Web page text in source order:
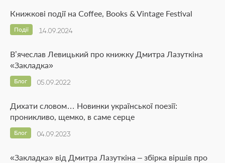
Книжкові події на Coffee, Books & Vintage Festival
14.09.2024
Події
В’ячеслав Левицький про книжку Дмитра Лазуткіна
«Закладка»
05.09.2022
Блог
Дихати словом… Новинки української поезії:
проникливо, щемко, в саме серце
04.09.2023
Блог
«Закладка» від Дмитра Лазуткіна – збірка віршів про